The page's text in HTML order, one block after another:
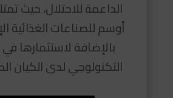
الداعمة للاحتلال، حيث
أوسم للصناعات الغذائية
بالإضافة لاستثمارها
التكنولوجي لدى الكيان